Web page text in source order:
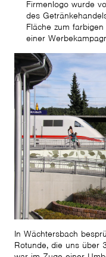
Firmenlogo wurde
des
Fläche zum
einer
In Wächtersbach
Rotunde, die uns über